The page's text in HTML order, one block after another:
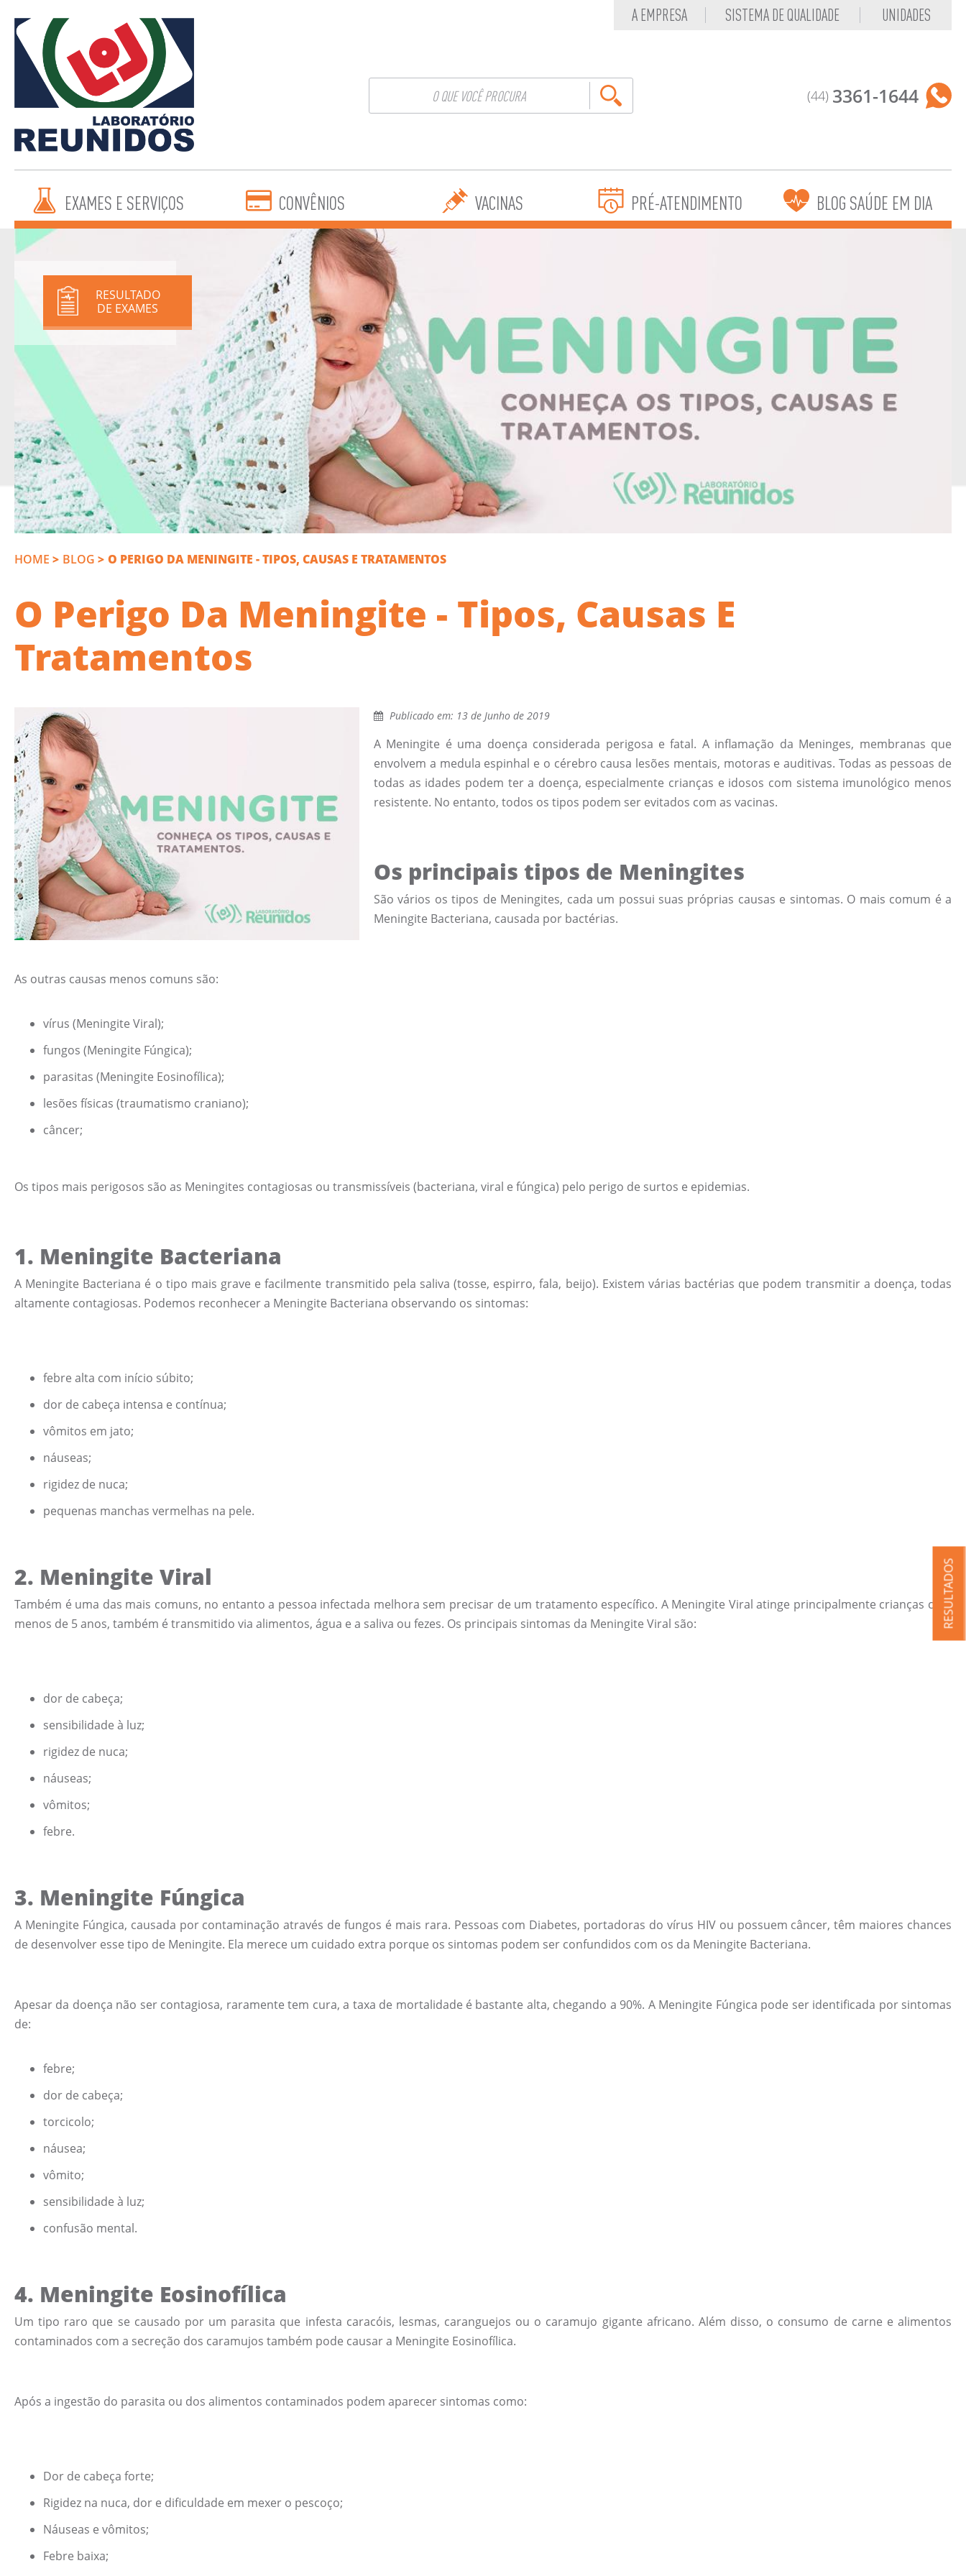
A EMPRESA SISTEMA DE QUALIDADE UNIDADES
(44) 3361-1644
EXAMES E SERVIÇOS CONVÊNIOS VACINAS PRÉ-ATENDIMENTO BLOG SAÚDE EM DIA
RESULTADO
DE EXAMES
HOME > BLOG > O PERIGO DA MENINGITE - TIPOS, CAUSAS E TRATAMENTOS
O Perigo Da Meningite - Tipos, Causas E
Tratamentos
Publicado em: 13 de Junho de 2019
A Meningite é uma doença considerada perigosa e fatal. A inflamação da Meninges, membranas que
envolvem a medula espinhal e o cérebro causa lesões mentais, motoras e auditivas. Todas as pessoas de
todas as idades podem ter a doença, especialmente crianças e idosos com sistema imunológico menos
resistente. No entanto, todos os tipos podem ser evitados com as vacinas.
Os principais tipos de Meningites
São vários os tipos de Meningites, cada um possui suas próprias causas e sintomas. O mais comum é a
Meningite Bacteriana, causada por bactérias.
As outras causas menos comuns são:
vírus (Meningite Viral);
fungos (Meningite Fúngica);
parasitas (Meningite Eosinofílica);
lesões físicas (traumatismo craniano);
câncer;
Os tipos mais perigosos são as Meningites contagiosas ou transmissíveis (bacteriana, viral e fúngica) pelo perigo de surtos e epidemias.
1. Meningite Bacteriana
A Meningite Bacteriana é o tipo mais grave e facilmente transmitido pela saliva (tosse, espirro, fala, beijo). Existem várias bactérias que podem transmitir a doença, todas
altamente contagiosas. Podemos reconhecer a Meningite Bacteriana observando os sintomas:
febre alta com início súbito;
dor de cabeça intensa e contínua;
vômitos em jato;
náuseas;
rigidez de nuca;
pequenas manchas vermelhas na pele.
2. Meningite Viral
Também é uma das mais comuns, no entanto a pessoa infectada melhora sem precisar de um tratamento específico. A Meningite Viral atinge principalmente crianças com
menos de 5 anos, também é transmitido via alimentos, água e a saliva ou fezes. Os principais sintomas da Meningite Viral são:
dor de cabeça;
sensibilidade à luz;
rigidez de nuca;
náuseas;
vômitos;
febre.
3. Meningite Fúngica
A Meningite Fúngica, causada por contaminação através de fungos é mais rara. Pessoas com Diabetes, portadoras do vírus HIV ou possuem câncer, têm maiores chances
de desenvolver esse tipo de Meningite. Ela merece um cuidado extra porque os sintomas podem ser confundidos com os da Meningite Bacteriana.
Apesar da doença não ser contagiosa, raramente tem cura, a taxa de mortalidade é bastante alta, chegando a 90%. A Meningite Fúngica pode ser identificada por sintomas
de:
febre;
dor de cabeça;
torcicolo;
náusea;
vômito;
sensibilidade à luz;
confusão mental.
4. Meningite Eosinofílica
Um tipo raro que se causado por um parasita que infesta caracóis, lesmas, caranguejos ou o caramujo gigante africano. Além disso, o consumo de carne e alimentos
contaminados com a secreção dos caramujos também pode causar a Meningite Eosinofílica.
Após a ingestão do parasita ou dos alimentos contaminados podem aparecer sintomas como:
Dor de cabeça forte;
Rigidez na nuca, dor e dificuldade em mexer o pescoço;
Náuseas e vômitos;
Febre baixa;
RESULTADOS